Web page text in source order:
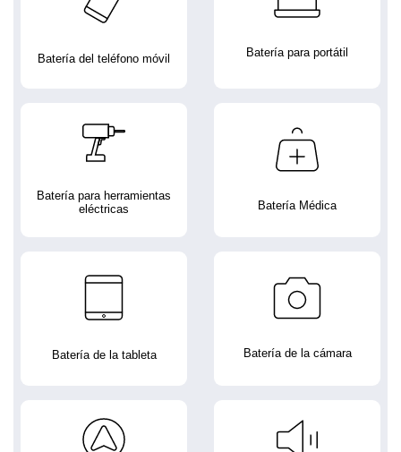
Batería del teléfono móvil Batería para portátil
Batería para herramientas
eléctricas
Batería Médica
Batería de la tableta Batería de la cámara